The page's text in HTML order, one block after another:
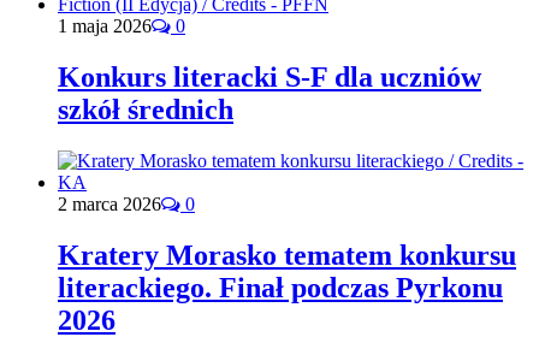
1 maja 2026 0
Konkurs literacki S-F dla uczniów
szkół średnich
2 marca 2026 0
Kratery Morasko tematem konkursu
literackiego. Finał podczas Pyrkonu
2026